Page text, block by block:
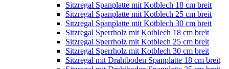
Sitzregal Spanplatte mit Kotblech 18 cm breit
Sitzregal Spanplatte mit Kotblech 25 cm breit
Sitzregal Spanplatte mit Kotblech 30 cm breit
Sitzregal Sperrholz mit Kotblech 18 cm breit
Sitzregal Sperrholz mit Kotblech 25 cm breit
Sitzregal Sperrholz mit Kotblech 30 cm breit
Sitzregal mit Drahtboden Spanplatte 18 cm breit